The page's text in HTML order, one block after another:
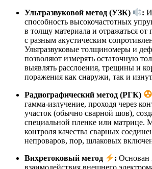
Ультразвуковой метод (УЗК) :
способность высокочастотных
в толщу материала и отражаться от
с разным акустическим
Ультразвуковые толщиномеры и
позволяют измерять остаточную
выявлять расслоения, трещины и
поражения как снаружи, так и
Радиографический метод (РГК)
гамма-излучение, проходя через
участок (обычно сварной шов),
специальной пленке или матрице.
контроля качества сварных
непроваров, пор, шлаковых
Вихретоковый метод : Основан
взаимодействия внешнего